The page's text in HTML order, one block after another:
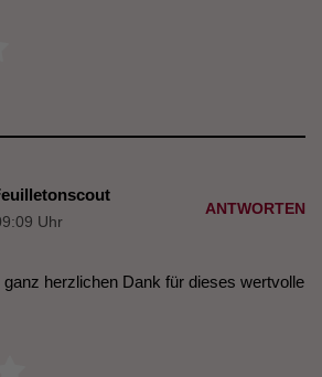
Uhr
ANTWORTEN
ganz herzlichen Dank für dieses wertvolle